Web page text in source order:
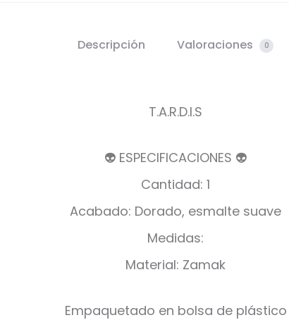
Descripción Valoraciones 0
T.A.R.D.I.S
👽 ESPECIFICACIONES 👽
Cantidad: 1
Acabado: Dorado, esmalte suave
Medidas:
Material: Zamak
Empaquetado en bolsa de plástico